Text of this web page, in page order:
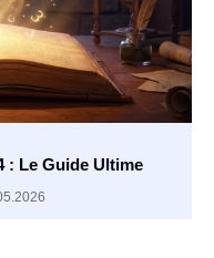
: Le Guide Ultime